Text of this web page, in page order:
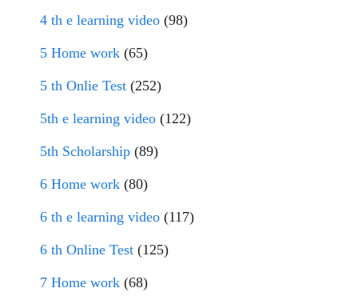
4 th e learning video (98)
5 Home work (65)
5 th Onlie Test (252)
5th e learning video (122)
5th Scholarship (89)
6 Home work (80)
6 th e learning video (117)
6 th Online Test (125)
7 Home work (68)